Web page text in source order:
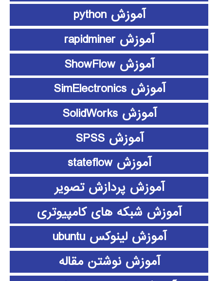
آموزش python
آموزش rapidminer
آموزش ShowFlow
آموزش SimElectronics
آموزش SolidWorks
آموزش SPSS
آموزش stateflow
آموزش پردازش تصویر
آموزش شبکه های کامپیوتری
آموزش لینوکس ubuntu
آموزش نوشتن مقاله